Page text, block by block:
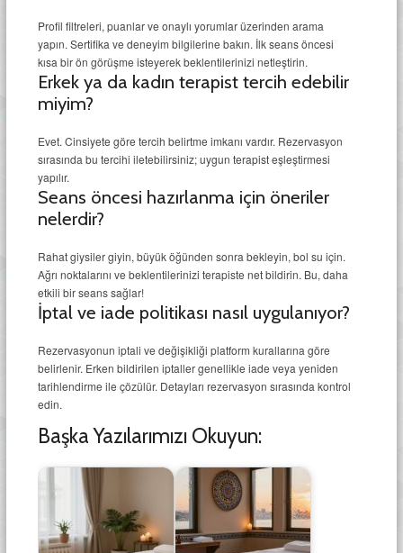
Profil filtreleri, puanlar ve onaylı yorumlar üzerinden arama
yapın. Sertifika ve deneyim bilgilerine bakın. İlk seans öncesi
kısa bir ön görüşme isteyerek beklentilerinizi netleştirin.
Erkek ya da kadın terapist tercih edebilir
miyim?
Evet. Cinsiyete göre tercih belirtme imkanı vardır. Rezervasyon
sırasında bu tercihi iletebilirsiniz; uygun terapist eşleştirmesi
yapılır.
Seans öncesi hazırlanma için öneriler
nelerdir?
Rahat giysiler giyin, büyük öğünden sonra bekleyin, bol su için.
Ağrı noktalarını ve beklentilerinizi terapiste net bildirin. Bu, daha
etkili bir seans sağlar!
İptal ve iade politikası nasıl uygulanıyor?
Rezervasyonun iptali ve değişikliği platform kurallarına göre
belirlenir. Erken bildirilen iptaller genellikle iade veya yeniden
tarihlendirme ile çözülür. Detayları rezervasyon sırasında kontrol
edin.
Başka Yazılarımızı Okuyun: